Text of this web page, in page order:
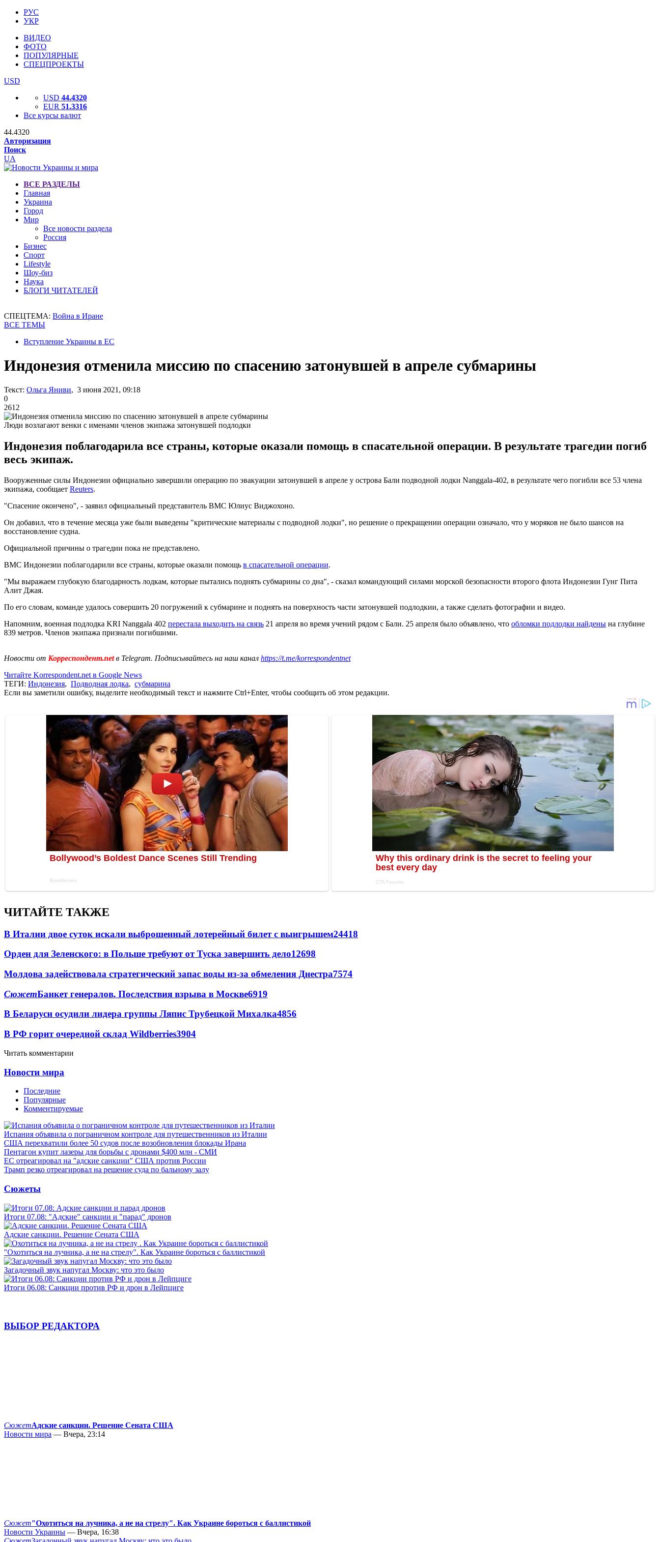
РУС
УКР
ВИДЕО
ФОТО
ПОПУЛЯРНЫЕ
СПЕЦПРОЕКТЫ
USD
USD 44.4320
EUR 51.3316
Все курсы валют
44.4320
Авторизация
Поиск
UA
ВСЕ РАЗДЕЛЫ
Главная
Украина
Город
Мир
Все новости раздела
Россия
Бизнес
Спорт
Lifestyle
Шоу-биз
Наука
БЛОГИ ЧИТАТЕЛЕЙ
СПЕЦТЕМА: Война в Иране
ВСЕ ТЕМЫ
Вступление Украины в ЕС
Индонезия отменила миссию по спасению затонувшей в апреле субмарины
Текст: Ольга Яниви, 3 июня 2021, 09:18
0
2612
Люди возлагают венки с именами членов экипажа затонувшей подлодки
Индонезия поблагодарила все страны, которые оказали помощь в спасательной операции. В результате трагедии погиб
весь экипаж.
Вооруженные силы Индонезии официально завершили операцию по эвакуации затонувшей в апреле у острова Бали подводной лодки Nanggala-402, в результате чего погибли все 53 члена
экипажа, сообщает Reuters.
"Спасение окончено", - заявил официальный представитель ВМС Юлиус Виджохоно.
Он добавил, что в течение месяца уже были выведены "критические материалы с подводной лодки", но решение о прекращении операции означало, что у моряков не было шансов на
восстановление судна.
Официальной причины о трагедии пока не представлено.
ВМС Индонезии поблагодарили все страны, которые оказали помощь в спасательной операции.
"Мы выражаем глубокую благодарность лодкам, которые пытались поднять субмарины со дна", - сказал командующий силами морской безопасности второго флота Индонезии Гунг Пита
Алит Джая.
По его словам, команде удалось совершить 20 погружений к субмарине и поднять на поверхность части затонувшей подлодкии, а также сделать фотографии и видео.
Напомним, военная подлодка KRI Nanggala 402 перестала выходить на связь 21 апреля во время учений рядом с Бали. 25 апреля было объявлено, что обломки подлодки найдены на глубине
839 метров. Членов экипажа признали погибшими.
Новости от Корреспондент.netв Telegram. Подписывайтесь на наш канал https://t.me/korrespondentnet
Читайте Korrespondent.net в Google News
ТЕГИ: Индонезия, Подводная лодка, субмарина
Если вы заметили ошибку, выделите необходимый текст и нажмите Ctrl+Enter, чтобы сообщить об этом редакции.
ЧИТАЙТЕ ТАКЖЕ
В Италии двое суток искали выброшенный лотерейный билет с выигрышем24418
Орден для Зеленского: в Польше требуют от Туска завершить дело12698
Молдова задействовала стратегический запас воды из-за обмеления Днестра7574
СюжетБанкет генералов. Последствия взрыва в Москве6919
В Беларуси осудили лидера группы Ляпис Трубецкой Михалка4856
В РФ горит очередной склад Wildberries3904
Читать комментарии
Новости мира
Последние
Популярные
Комментируемые
Испания объявила о пограничном контроле для путешественников из Италии
США перехватили более 50 судов после возобновления блокады Ирана
Пентагон купит лазеры для борьбы с дронами $400 млн - СМИ
ЕС отреагировал на "адские санкции" США против России
Трамп резко отреагировал на решение суда по бальному залу
Сюжеты
Итоги 07.08: "Адские" санкции и "парад" дронов
Адские санкции. Решение Сената США
"Охотиться на лучника, а не на стрелу". Как Украине бороться с баллистикой
Загадочный звук напугал Москву: что это было
Итоги 06.08: Санкции против РФ и дрон в Лейпциге
ВЫБОР РЕДАКТОРА
СюжетАдские санкции. Решение Сената США
Новости мира — Вчера, 23:14
Сюжет"Охотиться на лучника, а не на стрелу". Как Украине бороться с баллистикой
Новости Украины — Вчера, 16:38